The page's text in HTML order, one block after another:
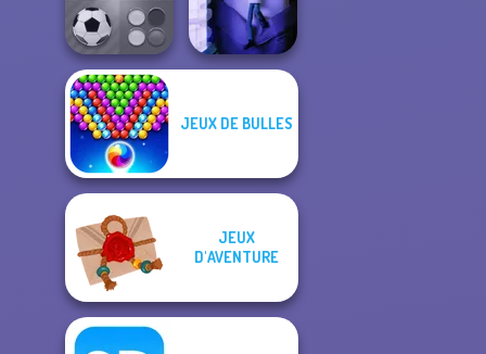
Mini Monkey Mart Vectaria.io
Mind Games for
2-3-4 Player
JEUX DE BULLES
JEUX
D'AVENTURE